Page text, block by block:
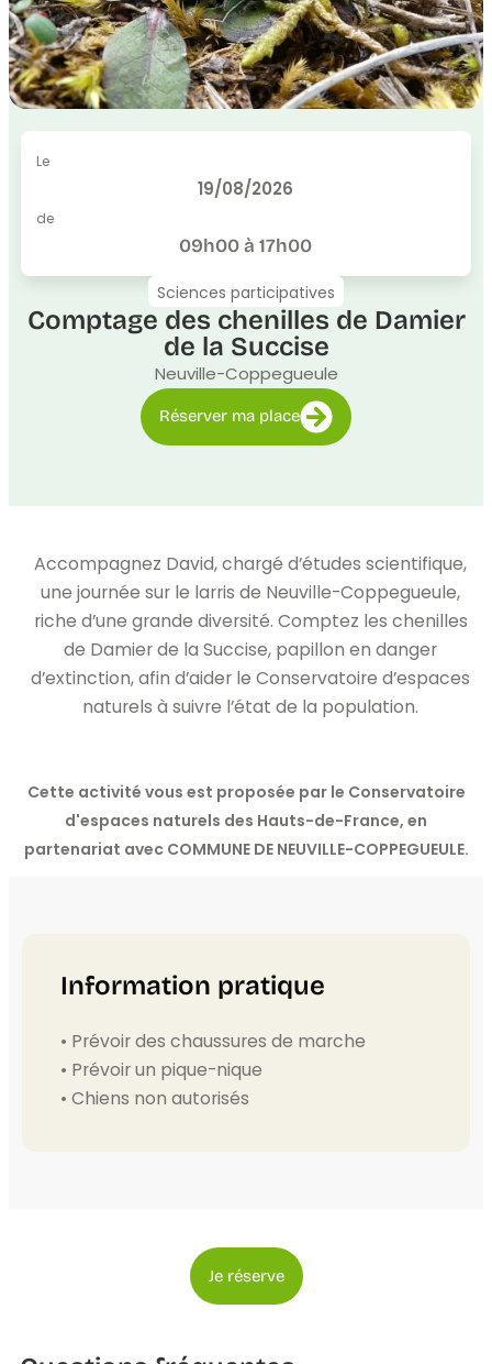
Le
19/08/2026
de
09h00 à 17h00
Sciences participatives
Comptage des chenilles de Damier
de la Succise
Neuville-Coppegueule
Réserver ma place
Accompagnez David, chargé d’études scientifique,
une journée sur le larris de Neuville-Coppegueule,
riche d’une grande diversité. Comptez les chenilles
de Damier de la Succise, papillon en danger
d’extinction, afin d’aider le Conservatoire d’espaces
naturels à suivre l’état de la population.
Cette activité vous est proposée par le Conservatoire
d'espaces naturels des Hauts-de-France, en
partenariat avec COMMUNE DE NEUVILLE-COPPEGUEULE.
Information pratique
• Prévoir des chaussures de marche
• Prévoir un pique-nique
• Chiens non autorisés
Je réserve